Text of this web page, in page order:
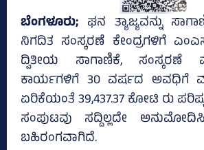
ಬೆಂಗಳೂರು; ಘನ ತ್ಯಾಜ್ಯವನ್ನು
ನಿಗದಿತ ಸಂಸ್ಕರಣೆ ಕೇಂದ್ರಗಳಿಗೆ
ದ್ವಿತೀಯ ಸಾಗಾಣಿಕೆ, ಸಂಸ್ಕರಣೆ
ಕಾರ್ಯಗಳಿಗೆ 30 ವರ್ಷದ ಅವಧಿಗೆ
ಏರಿಕೆಯಂತೆ 39,437.37 ಕೋಟಿ ರು
ಸಂಪುಟವು ಸದ್ದಿಲ್ಲದೇ
ಬಹಿರಂಗವಾಗಿದೆ.